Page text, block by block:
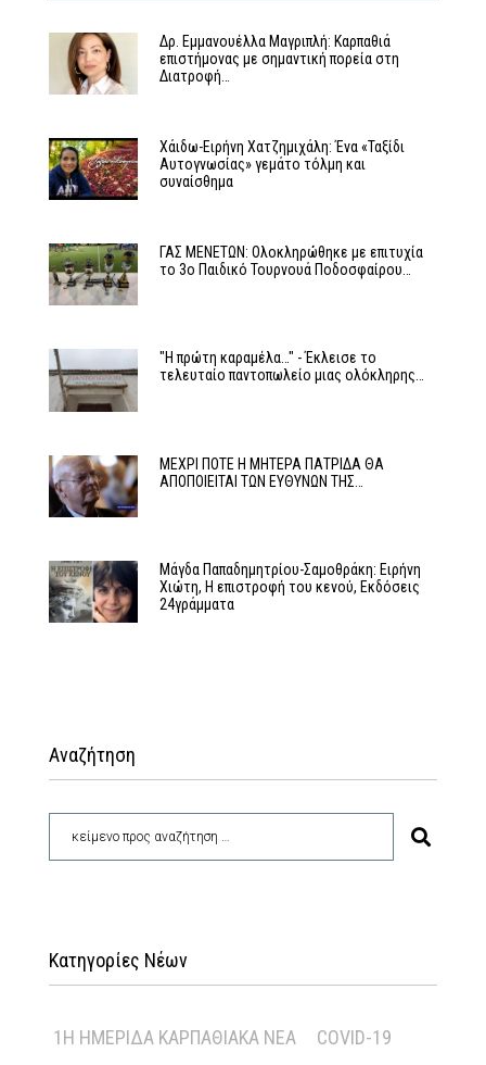
Δρ. Εμμανουέλλα Μαγριπλή: Καρπαθιά
επιστήμονας με σημαντική πορεία στη
Διατροφή…
Χάιδω-Ειρήνη Χατζημιχάλη: Ένα «Ταξίδι
Αυτογνωσίας» γεμάτο τόλμη και
συναίσθημα
ΓΑΣ ΜΕΝΕΤΩΝ: Ολοκληρώθηκε με επιτυχία
το 3ο Παιδικό Τουρνουά Ποδοσφαίρου…
"Η πρώτη καραμέλα…" - Έκλεισε το
τελευταίο παντοπωλείο μιας ολόκληρης…
ΜΕΧΡΙ ΠΟΤΕ Η ΜΗΤΕΡΑ ΠΑΤΡΙΔΑ ΘΑ
ΑΠΟΠΟΙΕΙΤΑΙ ΤΩΝ ΕΥΘΥΝΩΝ ΤΗΣ…
Μάγδα Παπαδημητρίου-Σαμοθράκη: Ειρήνη
Χιώτη, Η επιστροφή του κενού, Εκδόσεις
24γράμματα
Αναζήτηση
Κατηγορίες Νέων
1Η ΗΜΕΡΊΔΑ ΚΑΡΠΑΘΙΑΚΆ ΝΈΑ
COVID-19